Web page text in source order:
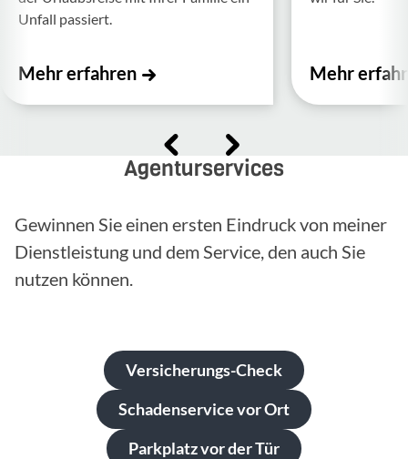
Unfall passiert.
Mehr erfahren Mehr
Agenturservices
Gewinnen Sie einen ersten Eindruck von meiner
Dienstleistung und dem Service, den auch Sie
nutzen können.
Versicherungs-Check
Schadenservice vor Ort
Parkplatz vor der Tür